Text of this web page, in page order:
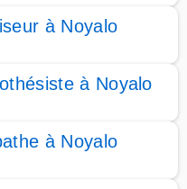
à Noyalo
à Noyalo
à Noyalo